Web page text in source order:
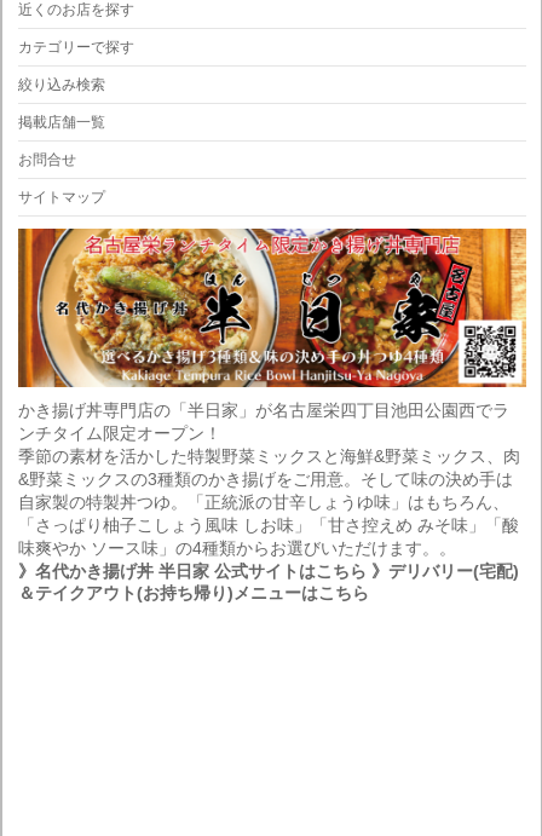
近くのお店を探す
カテゴリーで探す
絞り込み検索
掲載店舗一覧
お問合せ
サイトマップ
かき揚げ丼専門店の「半日家」が名古屋栄四丁目池田公園西でラ
ンチタイム限定オープン！
季節の素材を活かした特製野菜ミックスと海鮮&野菜ミックス、肉
&野菜ミックスの3種類のかき揚げをご用意。そして味の決め手は
自家製の特製丼つゆ。「正統派の甘辛しょうゆ味」はもちろん、
「さっぱり柚子こしょう風味 しお味」「甘さ控えめ みそ味」「酸
味爽やか ソース味」の4種類からお選びいただけます。。
》名代かき揚げ丼 半日家 公式サイトはこちら 》デリバリー(宅配)
＆テイクアウト(お持ち帰り)メニューはこちら